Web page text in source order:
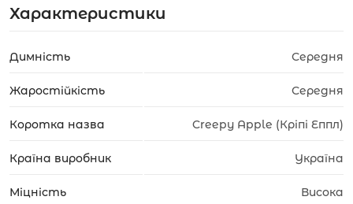
Характеристики
Димність Середня
Жаростійкість Середня
Коротка назва Creepy Apple (Кріпі Еппл)
Країна виробник Україна
Міцність Висока